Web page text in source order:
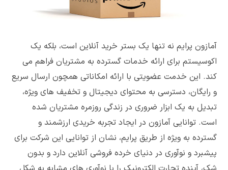
آمازون پرایم نه تنها یک بستر خرید آنلاین است، بلکه یک
اکوسیستم برای ارائه خدمات گسترده به مشتریان فراهم می
کند. این خدمت عضویتی با ارائه امکاناتی همچون ارسال سریع
و رایگان، دسترسی به محتوای دیجیتال و تخفیف های ویژه،
تبدیل به یک ابزار ضروری در زندگی روزمره مشتریان شده
است. توانایی آمازون در ایجاد تجربه خریدی ارزشمند و
گسترده به ویژه از طریق پرایم، نشان از توانایی این شرکت برای
پیشبرد و نوآوری در دنیای خرده فروشی آنلاین دارد و بدون